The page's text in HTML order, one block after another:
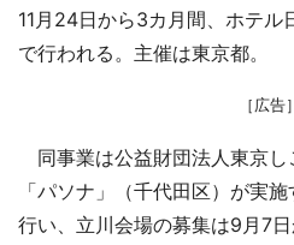
11月24日から3カ月間、ホテル
で行われる。主催は東京都。
［広告］
同事業は公益財団法人東京し
「パソナ」（千代田区）が実
行い、立川会場の募集は9月7